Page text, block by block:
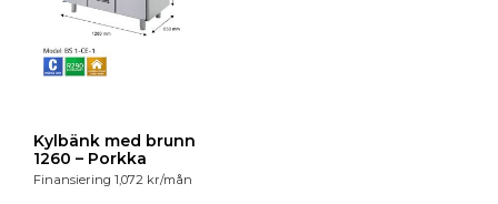
Kylbänk med brunn
1260 – Porkka
Finansiering 1,072 kr/mån